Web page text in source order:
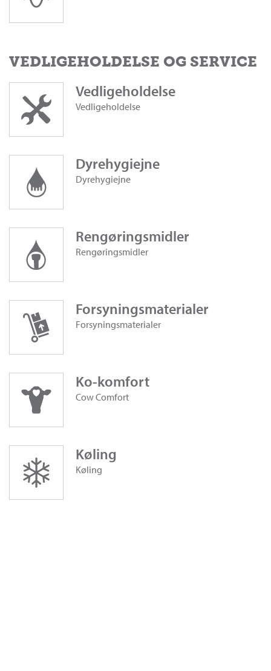
VEDLIGEHOLDELSE OG SERVICE
Vedligeholdelse
Vedligeholdelse
Dyrehygiejne
Dyrehygiejne
Rengøringsmidler
Rengøringsmidler
Forsyningsmaterialer
Forsyningsmaterialer
Ko-komfort
Cow Comfort
Køling
Køling